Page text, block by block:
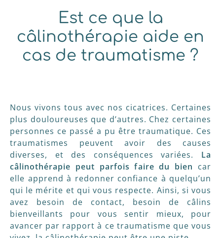
Est ce que la
câlinothérapie aide en
cas de traumatisme ?
Nous vivons tous avec nos cicatrices. Certaines
plus douloureuses que d’autres. Chez certaines
personnes ce passé a pu être traumatique. Ces
traumatismes peuvent avoir des causes
diverses, et des conséquences variées. La
câlinothérapie peut parfois faire du bien car
elle apprend à redonner confiance à quelqu’un
qui le mérite et qui vous respecte. Ainsi, si vous
avez besoin de contact, besoin de câlins
bienveillants pour vous sentir mieux, pour
avancer par rapport à ce traumatisme que vous